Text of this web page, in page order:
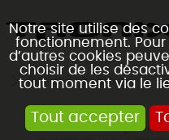
Notre site utilise des
fonctionnement.
d’autres cookies
choisir de les
tout moment via le
Tout accepter
Accueil Blog
ELCYA,